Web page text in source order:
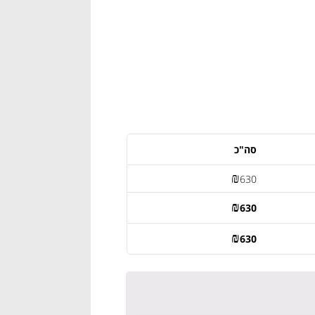
סה"כ
₪630
₪630
₪630